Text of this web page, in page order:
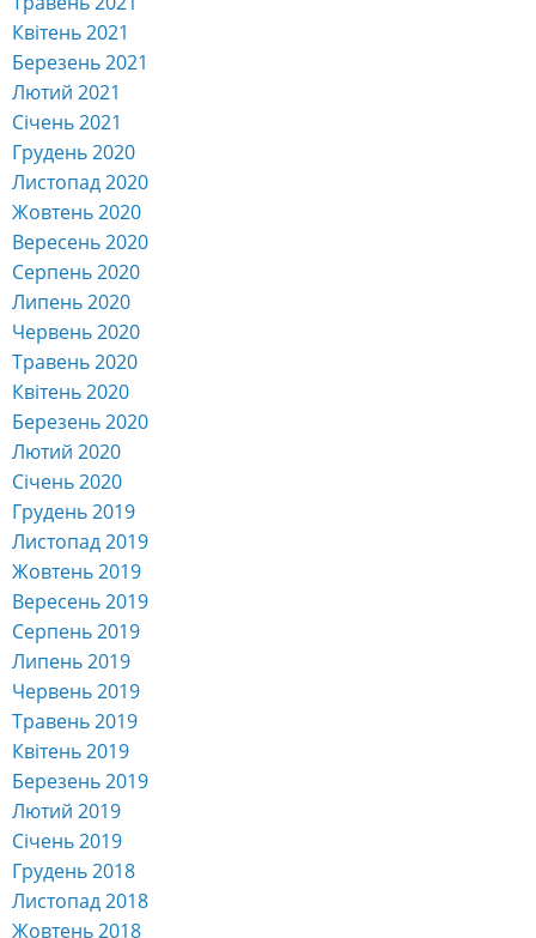
Квітень 2021
Березень 2021
Лютий 2021
Січень 2021
Грудень 2020
Листопад 2020
Жовтень 2020
Вересень 2020
Серпень 2020
Липень 2020
Червень 2020
Травень 2020
Квітень 2020
Березень 2020
Лютий 2020
Січень 2020
Грудень 2019
Листопад 2019
Жовтень 2019
Вересень 2019
Серпень 2019
Липень 2019
Червень 2019
Травень 2019
Квітень 2019
Березень 2019
Лютий 2019
Січень 2019
Грудень 2018
Листопад 2018
Жовтень 2018